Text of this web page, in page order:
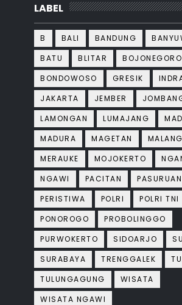
LABEL
B BALI BANDUNG
BATU
BLITAR
BOJONEGORO
BONDOWOSO
GRESIK
JAKARTA
JEMBER
LAMONGAN
LUMAJANG
MADURA
MAGETAN
MALANG
MERAUKE
MOJOKERTO
NGAWI
PACITAN
PASURUAN
PERISTIWA
POLRI
POLRI TNI
PONOROGO
PROBOLINGGO
PURWOKERTO
SIDOARJO
SURABAYA
TRENGGALEK
TULUNGAGUNG
WISATA
WISATA NGAWI